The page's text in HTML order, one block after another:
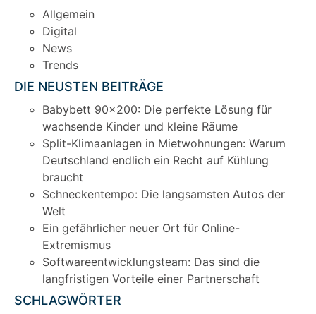
Allgemein
Digital
News
Trends
DIE NEUSTEN BEITRÄGE
Babybett 90×200: Die perfekte Lösung für
wachsende Kinder und kleine Räume
Split-Klimaanlagen in Mietwohnungen: Warum
Deutschland endlich ein Recht auf Kühlung
braucht
Schneckentempo: Die langsamsten Autos der
Welt
Ein gefährlicher neuer Ort für Online-
Extremismus
Softwareentwicklungsteam: Das sind die
langfristigen Vorteile einer Partnerschaft
SCHLAGWÖRTER